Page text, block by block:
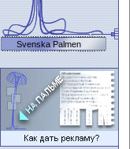
Svenska Palmen